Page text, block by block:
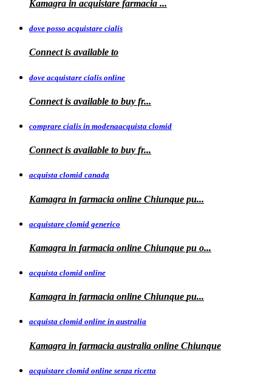
Kamagra in acquistare farmacia ...
dove posso acquistare cialis
Connect is available to
dove acquistare cialis online
Connect is available to buy fr...
comprare cialis in modenaacquista clomid
Connect is available to buy fr...
acquista clomid canada
Kamagra in farmacia online Chiunque pu...
acquistare clomid generico
Kamagra in farmacia online Chiunque pu o...
acquista clomid online
Kamagra in farmacia online Chiunque pu...
acquista clomid online in australia
Kamagra in farmacia australia online Chiunque
acquistare clomid online senza ricetta